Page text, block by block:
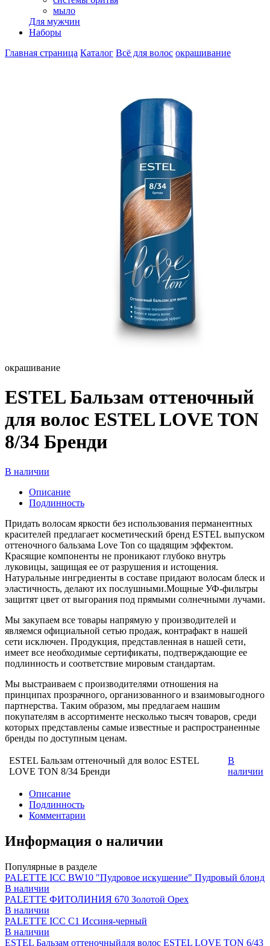
мыло
Для мужчин
Наборы
Главная страница Каталог Всё для волос окрашивание
окрашивание
ESTEL Бальзам оттеночный
для волос ESTEL LOVE TON
8/34 Бренди
В наличии
Описание
Подлинность
Придать волосам яркости без использования перманентных
красителей предлагает косметический бренд ESTEL выпуском
оттеночного бальзама Love Ton со щадящим эффектом.
Красящие компоненты не проникают глубоко внутрь
луковицы, защищая ее от разрушения и истощения.
Натуральные ингредиенты в составе придают волосам блеск и
эластичность, делают их послушными.Мощные УФ-фильтры
защитят цвет от выгорания под прямыми солнечными лучами.
Мы закупаем все товары напрямую у производителей и
являемся официальной сетью продаж, контрафакт в нашей
сети исключен. Продукция, представленная в нашей сети,
имеет все необходимые сертификаты, подтверждающие ее
подлинность и соответствие мировым стандартам.
Мы выстраиваем с производителями отношения на
принципах прозрачного, организованного и взаимовыгодного
партнерства. Таким образом, мы предлагаем нашим
покупателям в ассортименте несколько тысяч товаров, среди
которых представлены самые известные и распространенные
бренды по доступным ценам.
ESTEL Бальзам оттеночный для волос ESTEL
LOVE TON 8/34 Бренди
В
наличии
Описание
Подлинность
Комментарии
Информация о наличии
Популярные в разделе
PALETTE ICC BW10 "Пудровое искушение" Пудровый блонд
В наличии
PALETTE ФИТОЛИНИЯ 670 Золотой Орех
В наличии
PALETTE ICC C1 Иссиня-черный
В наличии
ESTEL Бальзам оттеночныйдля волос ESTEL LOVE TON 6/43